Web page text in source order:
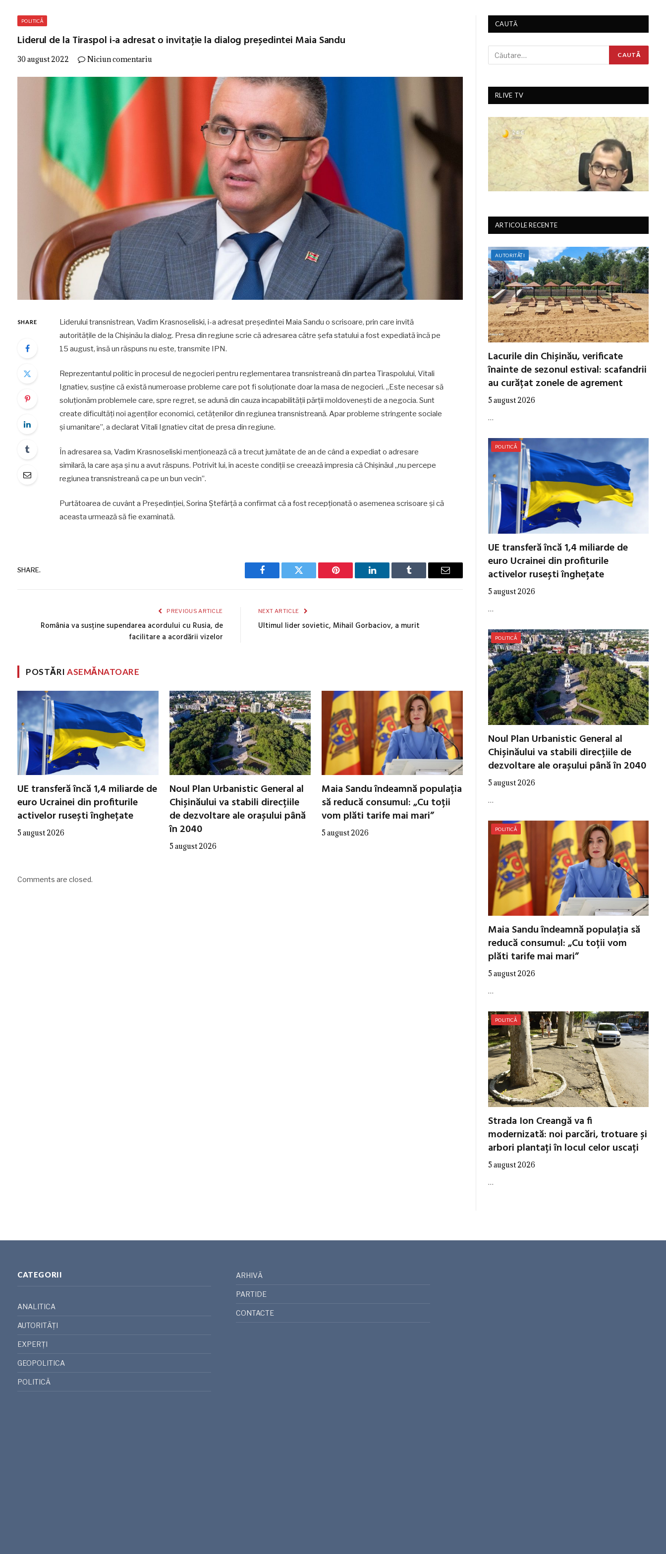
POLITICĂ
Liderul de la Tiraspol i-a adresat o invitație la dialog președintei Maia Sandu
30 august 2022 Niciun comentariu
SHARE
Liderului transnistrean, Vadim Krasnoseliski, i-a adresat președintei Maia Sandu o scrisoare, prin care invită
autoritățile de la Chișinău la dialog. Presa din regiune scrie că adresarea către șefa statului a fost expediată încă pe
15 august, însă un răspuns nu este, transmite IPN.
Reprezentantul politic în procesul de negocieri pentru reglementarea transnistreană din partea Tiraspolului, Vitali
Ignatiev, susține că există numeroase probleme care pot fi soluționate doar la masa de negocieri. „Este necesar să
soluționăm problemele care, spre regret, se adună din cauza incapabilității părții moldovenești de a negocia. Sunt
create dificultăți noi agenților economici, cetățenilor din regiunea transnistreană. Apar probleme stringente sociale
și umanitare”, a declarat Vitali Ignatiev citat de presa din regiune.
În adresarea sa, Vadim Krasnoseliski menționează că a trecut jumătate de an de când a expediat o adresare
similară, la care așa și nu a avut răspuns. Potrivit lui, în aceste condiții se creează impresia că Chișinăul „nu percepe
regiunea transnistreană ca pe un bun vecin”.
Purtătoarea de cuvânt a Președinției, Sorina Ștefârță a confirmat că a fost recepționată o asemenea scrisoare și că
aceasta urmează să fie examinată.
SHARE.
Facebook Twitter Pinterest LinkedIn Tumblr Email
PREVIOUS ARTICLE
România va susține supendarea acordului cu Rusia, de
facilitare a acordării vizelor
NEXT ARTICLE
Ultimul lider sovietic, Mihail Gorbaciov, a murit
POSTĂRIASEMĂNATOARE
UE transferă încă 1,4 miliarde de
euro Ucrainei din profiturile
activelor rusești înghețate
5 august 2026
Noul Plan Urbanistic General al
Chișinăului va stabili direcțiile
de dezvoltare ale orașului până
în 2040
5 august 2026
Maia Sandu îndeamnă populația
să reducă consumul: „Cu toții
vom plăti tarife mai mari”
5 august 2026
Comments are closed.
CAUTĂ
RLIVE TV
ARTICOLE RECENTE
AUTORITĂȚI
Lacurile din Chișinău, verificate
înainte de sezonul estival: scafandrii
au curățat zonele de agrement
5 august 2026
…
POLITICĂ
UE transferă încă 1,4 miliarde de
euro Ucrainei din profiturile
activelor rusești înghețate
5 august 2026
…
POLITICĂ
Noul Plan Urbanistic General al
Chișinăului va stabili direcțiile de
dezvoltare ale orașului până în 2040
5 august 2026
…
POLITICĂ
Maia Sandu îndeamnă populația să
reducă consumul: „Cu toții vom
plăti tarife mai mari”
5 august 2026
…
POLITICĂ
Strada Ion Creangă va fi
modernizată: noi parcări, trotuare și
arbori plantați în locul celor uscați
5 august 2026
…
CATEGORII
ANALITICA
AUTORITĂȚI
EXPERȚI
GEOPOLITICA
POLITICĂ
ARHIVĂ
PARTIDE
CONTACTE